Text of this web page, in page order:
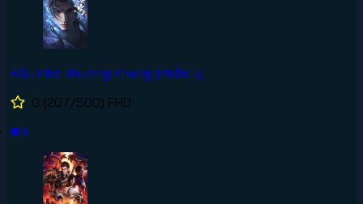
Đấu Phá Thương Khung (Phần 5)
0 (207/500) FHD
#9